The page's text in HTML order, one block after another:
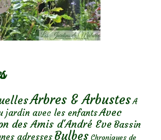
Arbres & Arbustes A
jardin avec les enfantsAvec
des Amis d'André Eve Bassin
adresses Bulbes Chroniques de